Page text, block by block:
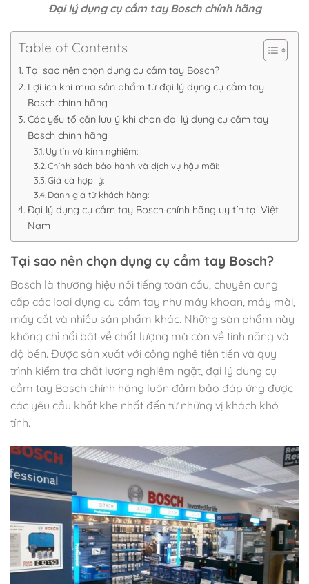
Đại lý dụng cụ cầm tay Bosch chính hãng
Table of Contents
Tại sao nên chọn dụng cụ cầm tay Bosch?
Lợi ích khi mua sản phẩm từ đại lý dụng cụ cầm tay
Bosch chính hãng
Các yếu tố cần lưu ý khi chọn đại lý dụng cụ cầm tay
Bosch chính hãng
Uy tín và kinh nghiệm:
Chính sách bảo hành và dịch vụ hậu mãi:
Giá cả hợp lý:
Đánh giá từ khách hàng:
Đại lý dụng cụ cầm tay Bosch chính hãng uy tín tại Việt
Nam
Tại sao nên chọn dụng cụ cầm tay Bosch?
Bosch là thương hiệu nổi tiếng toàn cầu, chuyên cung
cấp các loại dụng cụ cầm tay như máy khoan, máy mài,
máy cắt và nhiều sản phẩm khác. Những sản phẩm này
không chỉ nổi bật về chất lượng mà còn về tính năng và
độ bền. Được sản xuất với công nghệ tiên tiến và quy
trình kiểm tra chất lượng nghiêm ngặt, đại lý dụng cụ
cầm tay Bosch chính hãng luôn đảm bảo đáp ứng được
các yêu cầu khắt khe nhất đến từ những vị khách khó
tính.